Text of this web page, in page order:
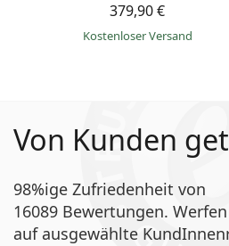
379,90 €
Kostenloser Versand
Von Kunden
98%ige Zufriedenheit von
16089 Bewertungen.
auf ausgewählte